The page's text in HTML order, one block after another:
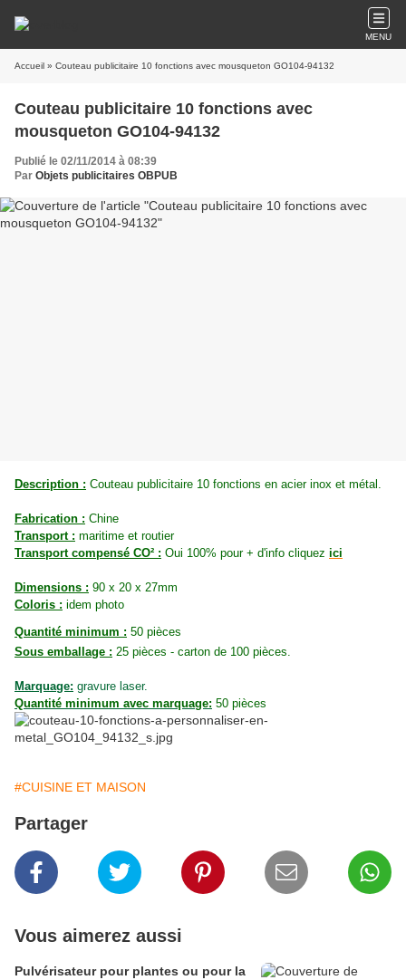
MENU
Accueil » Couteau publicitaire 10 fonctions avec mousqueton GO104-94132
Couteau publicitaire 10 fonctions avec
mousqueton GO104-94132
Publié le 02/11/2014 à 08:39
Par Objets publicitaires OBPUB
Description : Couteau publicitaire 10 fonctions en acier inox et métal.
Fabrication : Chine
Transport : maritime et routier
Transport compensé CO² : Oui 100% pour + d'info cliquez ici
Dimensions : 90 x 20 x 27mm
Coloris : idem photo
Quantité minimum : 50 pièces
Sous emballage : 25 pièces - carton de 100 pièces.
Marquage: gravure laser.
Quantité minimum avec marquage: 50 pièces
#CUISINE ET MAISON
Partager
Vous aimerez aussi
Pulvérisateur pour plantes ou pour la